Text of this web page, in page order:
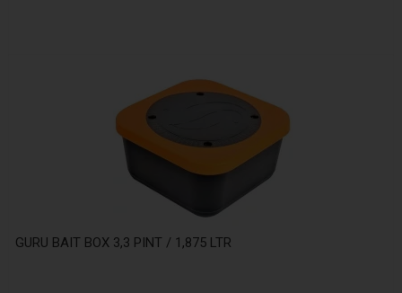
GURU BAIT BOX 3,3 PINT / 1,875 LTR